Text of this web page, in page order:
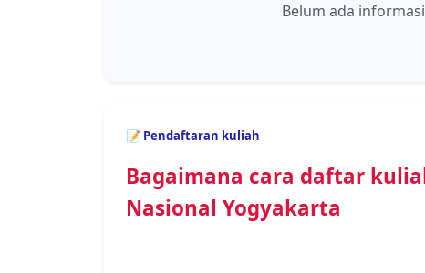
Belum ada
📝 Pendaftaran kuliah
Bagaimana cara daftar
Nasional Yogyakarta